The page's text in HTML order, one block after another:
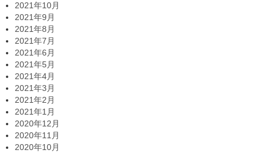
2021年10月
2021年9月
2021年8月
2021年7月
2021年6月
2021年5月
2021年4月
2021年3月
2021年2月
2021年1月
2020年12月
2020年11月
2020年10月